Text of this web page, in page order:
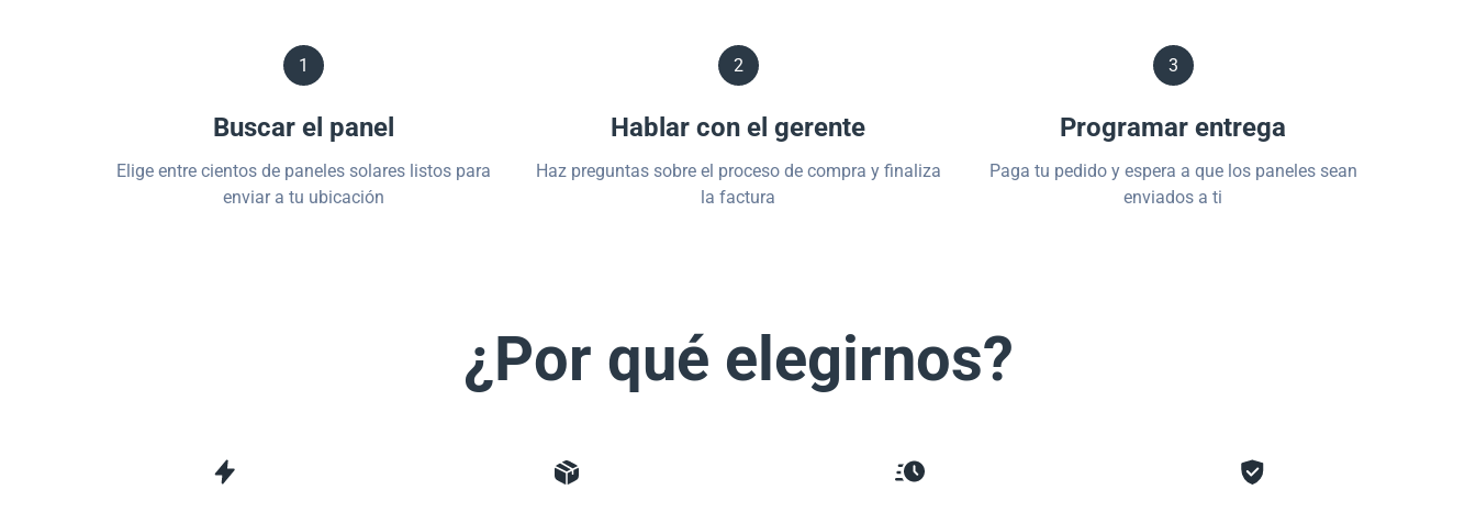
1
Buscar el panel
Elige entre cientos de paneles solares listos para
enviar a tu ubicación
2
Hablar con el gerente
Haz preguntas sobre el proceso de compra y finaliza
la factura
3
Programar entrega
Paga tu pedido y espera a que los paneles sean
enviados a ti
¿Por qué elegirnos?